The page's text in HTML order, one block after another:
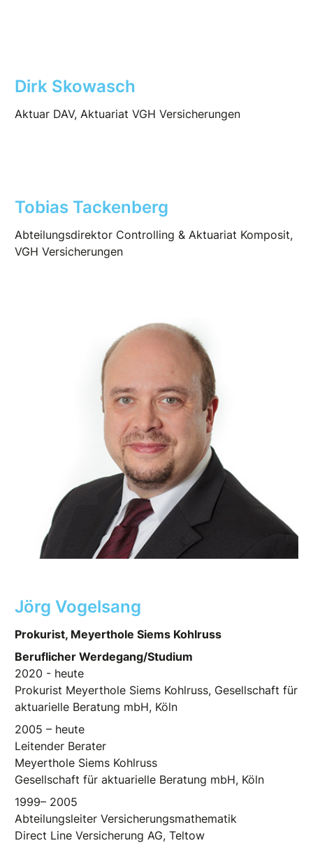
Dirk Skowasch
Aktuar DAV, Aktuariat VGH Versicherungen
Tobias Tackenberg
Abteilungsdirektor Controlling & Aktuariat Komposit,
VGH Versicherungen
Jörg Vogelsang
Prokurist, Meyerthole Siems Kohlruss
Beruflicher Werdegang/Studium
2020 - heute
Prokurist Meyerthole Siems Kohlruss, Gesellschaft für
aktuarielle Beratung mbH, Köln
2005 – heute
Leitender Berater
Meyerthole Siems Kohlruss
Gesellschaft für aktuarielle Beratung mbH, Köln
1999– 2005
Abteilungsleiter Versicherungsmathematik
Direct Line Versicherung AG, Teltow